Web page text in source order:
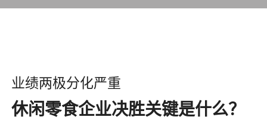
业绩两极分化严重
休闲零食企业决胜关键是什么？